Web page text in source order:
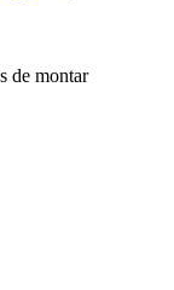
de montar